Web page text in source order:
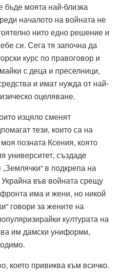
моята най-близка
началото на войната не
нито едно решение и
си. Сега тя започна да
курс по правоговор и
с деца и преселници,
и имат нужда от най-
оцеляване.
изцяло сменят
тези, които са на
позната Ксения, която
университет, създаде
в подкрепа на
във войната срещу
има и жени, но никой
говори за жените на
културата на
им дамски униформи,
което привиква към всичко.